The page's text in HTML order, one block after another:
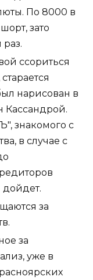
По 8000 в
зато
ссориться
нарисован в
Кассандрой.
знакомого с
в случае с
за
за
уже в